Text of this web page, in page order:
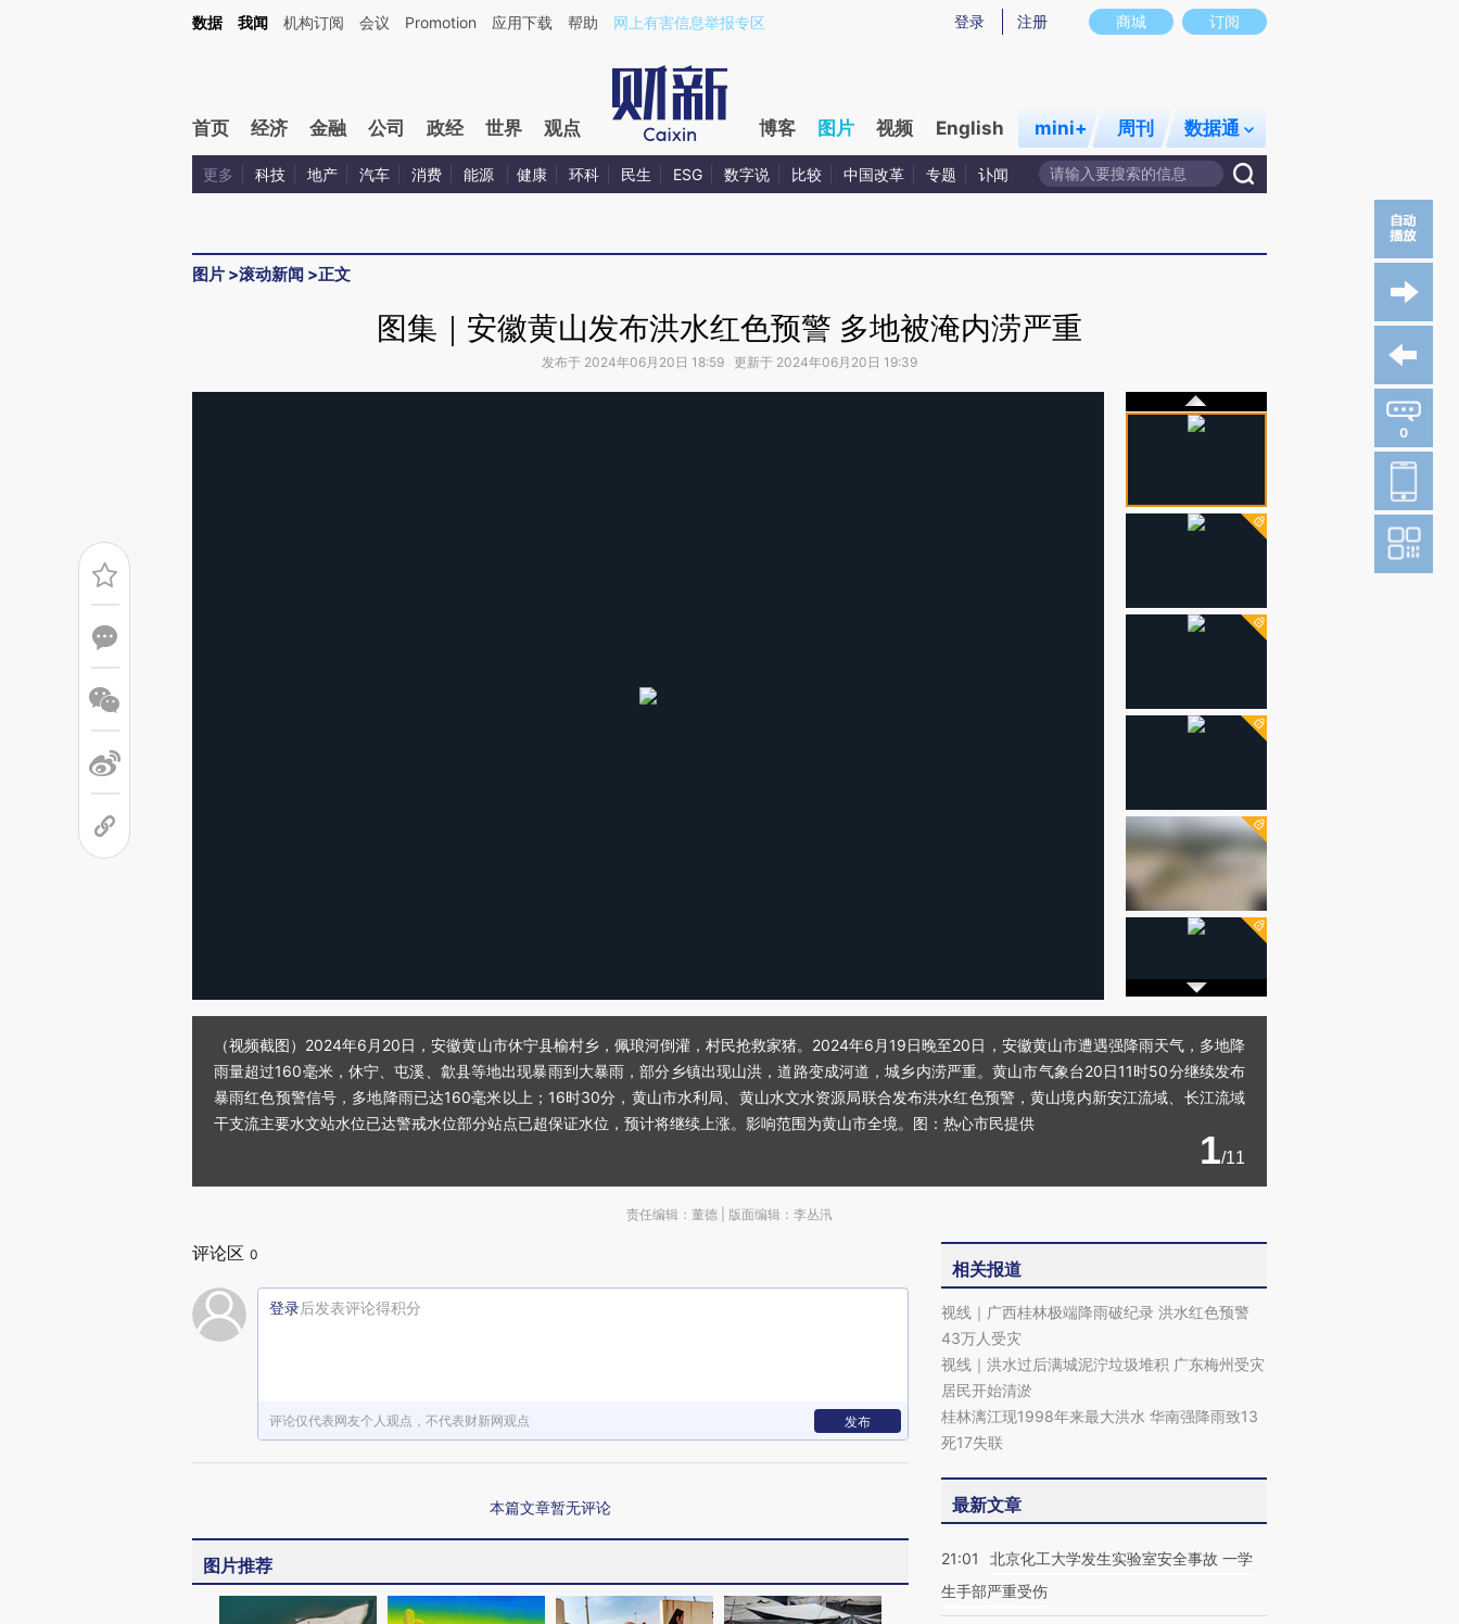
商城 订阅
登录 注册
数据 我闻 机构订阅 会议 Promotion 应用下载 帮助 网上有害信息举报专区
首页 经济 金融 公司 政经 世界 观点 博客 图片 视频 English mini+ 周刊 数据通
更多 科技 地产 汽车 消费 能源 健康 环科 民生 ESG 数字说 比较 中国改革 专题 讣闻
图片 >滚动新闻 >正文
图集｜安徽黄山发布洪水红色预警 多地被淹内涝严重
发布于 2024年06月20日 18:59 更新于 2024年06月20日 19:39
0
（视频截图）2024年6月20日，安徽黄山市休宁县榆村乡，佩琅河倒灌，村民抢救家猪。2024年6月19日晚至20日，安徽黄山市遭遇强降雨天气，多地降
雨量超过160毫米，休宁、屯溪、歙县等地出现暴雨到大暴雨，部分乡镇出现山洪，道路变成河道，城乡内涝严重。黄山市气象台20日11时50分继续发布
暴雨红色预警信号，多地降雨已达160毫米以上；16时30分，黄山市水利局、黄山水文水资源局联合发布洪水红色预警，黄山境内新安江流域、长江流域
干支流主要水文站水位已达警戒水位部分站点已超保证水位，预计将继续上涨。影响范围为黄山市全境。图：热心市民提供
1/11
责任编辑：董德 | 版面编辑：李丛汛
评论区 0
登录后发表评论得积分
评论仅代表网友个人观点，不代表财新网观点 发布
本篇文章暂无评论
图片推荐
相关报道
视线｜广西桂林极端降雨破纪录 洪水红色预警
43万人受灾
视线｜洪水过后满城泥泞垃圾堆积 广东梅州受灾
居民开始清淤
桂林漓江现1998年来最大洪水 华南强降雨致13
死17失联
最新文章
21:01
北京化工大学发生实验室安全事故 一学
生手部严重受伤